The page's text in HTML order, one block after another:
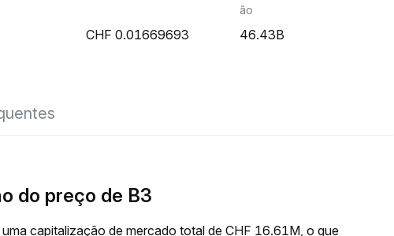
0.01669693
ão
46.43B
do preço de B3
capitalização de mercado total de CHF 16.61M, o que